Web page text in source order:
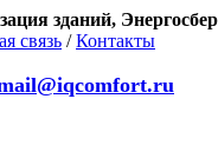
зданий,
связь /Контакты